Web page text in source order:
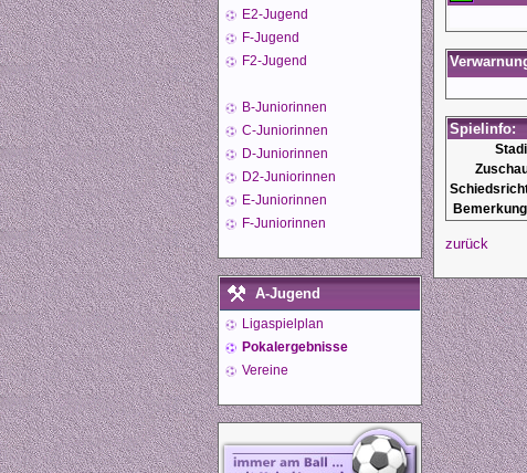
E2-Jugend
F-Jugend
F2-Jugend
B-Juniorinnen
C-Juniorinnen
D-Juniorinnen
D2-Juniorinnen
E-Juniorinnen
F-Juniorinnen
A-Jugend
Ligaspielplan
Pokalergebnisse
Vereine
Spielinfo:
zurück